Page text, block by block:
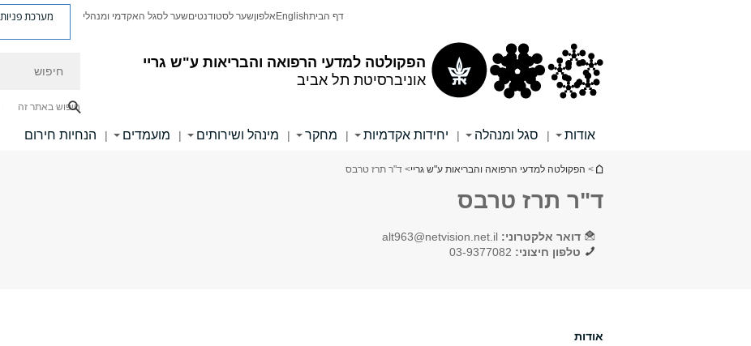
הפקולטה למדעי הרפואה והבריאות ע"ש גריי
אוניברסיטת תל אביב
דף הביתEnglish אלפוןשער לסטודנטיםשער לסגל האקדמי ומנהלי מערכת פניות
חיפוש באתר זה
אודות | סגל ומנהלה | יחידות אקדמיות | מחקר | מינהל ושירותים | מועמדים | הנחיות חירום
הינך נמצא כאן
> הפקולטה למדעי הרפואה והבריאות ע"ש גריי> ד"ר תרז טרבס
ד"ר תרז טרבס
דואר אלקטרוני: alt963@netvision.net.il
טלפון חיצוני: 03-9377082
אודות